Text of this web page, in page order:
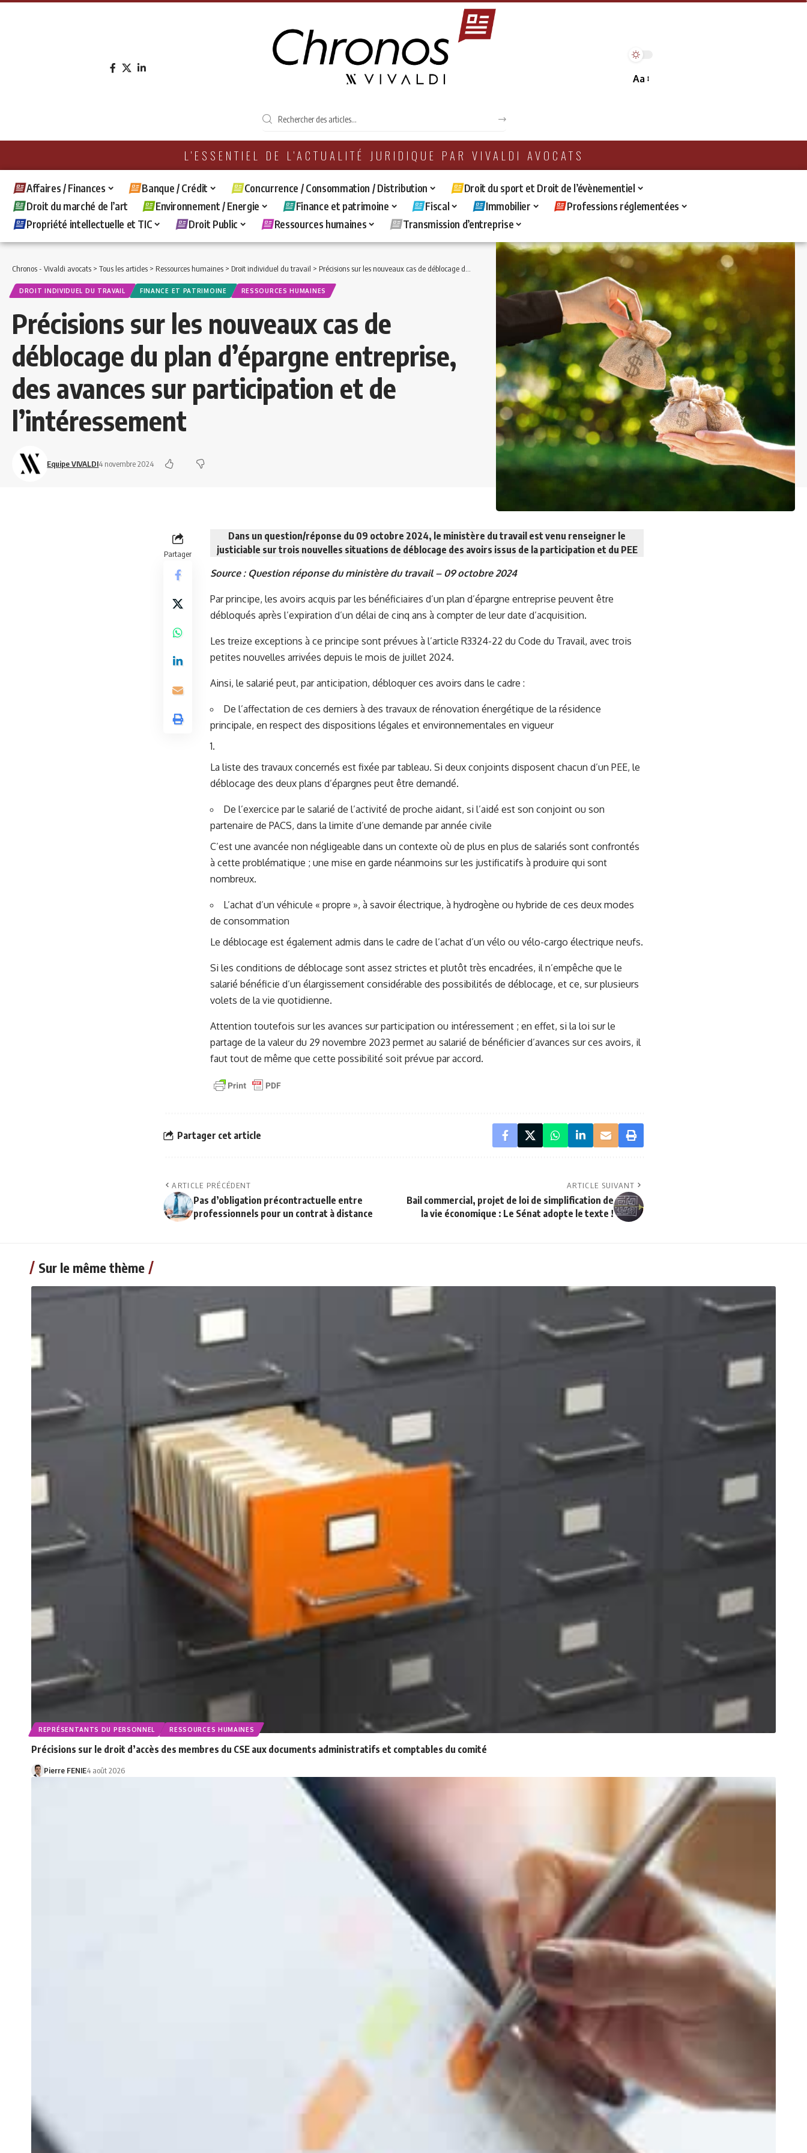
Aa
L'ESSENTIEL DE L'ACTUALITÉ JURIDIQUE PAR VIVALDI AVOCATS
Affaires / Finances Banque / Crédit Concurrence / Consommation / Distribution
Droit du sport et Droit de l’évènementiel
Droit du marché de l’art
Environnement / Energie Finance et patrimoine Fiscal Immobilier
Professions réglementées
Propriété intellectuelle et TIC
Droit Public Ressources humaines Transmission d’entreprise
Chronos - Vivaldi avocats > Tous les articles > Ressources humaines > Droit individuel du travail > Précisions sur les nouveaux cas de déblocage du plan d’épargne entreprise, des avances sur participation et de l’intéressement
DROIT INDIVIDUEL DU TRAVAIL FINANCE ET PATRIMOINE RESSOURCES HUMAINES
Précisions sur les nouveaux cas de
déblocage du plan d’épargne entreprise,
des avances sur participation et de
l’intéressement
Equipe VIVALDI4 novembre 2024
Partager
Dans un question/réponse du 09 octobre 2024, le ministère du travail est venu renseigner le
justiciable sur trois nouvelles situations de déblocage des avoirs issus de la participation et du PEE
Source : Question réponse du ministère du travail – 09 octobre 2024
Par principe, les avoirs acquis par les bénéficiaires d’un plan d’épargne entreprise peuvent être
débloqués après l’expiration d’un délai de cinq ans à compter de leur date d’acquisition.
Les treize exceptions à ce principe sont prévues à l’article R3324-22 du Code du Travail, avec trois
petites nouvelles arrivées depuis le mois de juillet 2024.
Ainsi, le salarié peut, par anticipation, débloquer ces avoirs dans le cadre :
De l’affectation de ces derniers à des travaux de rénovation énergétique de la résidence
principale, en respect des dispositions légales et environnementales en vigueur
La liste des travaux concernés est fixée par tableau. Si deux conjoints disposent chacun d’un PEE, le
déblocage des deux plans d’épargnes peut être demandé.
De l’exercice par le salarié de l’activité de proche aidant, si l’aidé est son conjoint ou son
partenaire de PACS, dans la limite d’une demande par année civile
C’est une avancée non négligeable dans un contexte où de plus en plus de salariés sont confrontés
à cette problématique ; une mise en garde néanmoins sur les justificatifs à produire qui sont
nombreux.
L’achat d’un véhicule « propre », à savoir électrique, à hydrogène ou hybride de ces deux modes
de consommation
Le déblocage est également admis dans le cadre de l’achat d’un vélo ou vélo-cargo électrique neufs.
Si les conditions de déblocage sont assez strictes et plutôt très encadrées, il n’empêche que le
salarié bénéficie d’un élargissement considérable des possibilités de déblocage, et ce, sur plusieurs
volets de la vie quotidienne.
Attention toutefois sur les avances sur participation ou intéressement ; en effet, si la loi sur le
partage de la valeur du 29 novembre 2023 permet au salarié de bénéficier d’avances sur ces avoirs, il
faut tout de même que cette possibilité soit prévue par accord.
Partager cet article
ARTICLE PRÉCÉDENT
Pas d’obligation précontractuelle entre
professionnels pour un contrat à distance
ARTICLE SUIVANT
Bail commercial, projet de loi de simplification de
la vie économique : Le Sénat adopte le texte !
Sur le même thème
REPRÉSENTANTS DU PERSONNEL RESSOURCES HUMAINES
Précisions sur le droit d’accès des membres du CSE aux documents administratifs et comptables du comité
Pierre FENIE4 août 2026